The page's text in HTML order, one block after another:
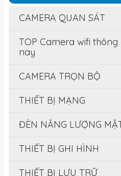
CAMERA QUAN SÁT
TOP Camera wifi
nay
CAMERA TRỌN BỘ
THIẾT BỊ MẠNG
ĐÈN NĂNG LƯỢNG
THIẾT BỊ GHI HÌNH
THIẾT BỊ LƯU TRỮ